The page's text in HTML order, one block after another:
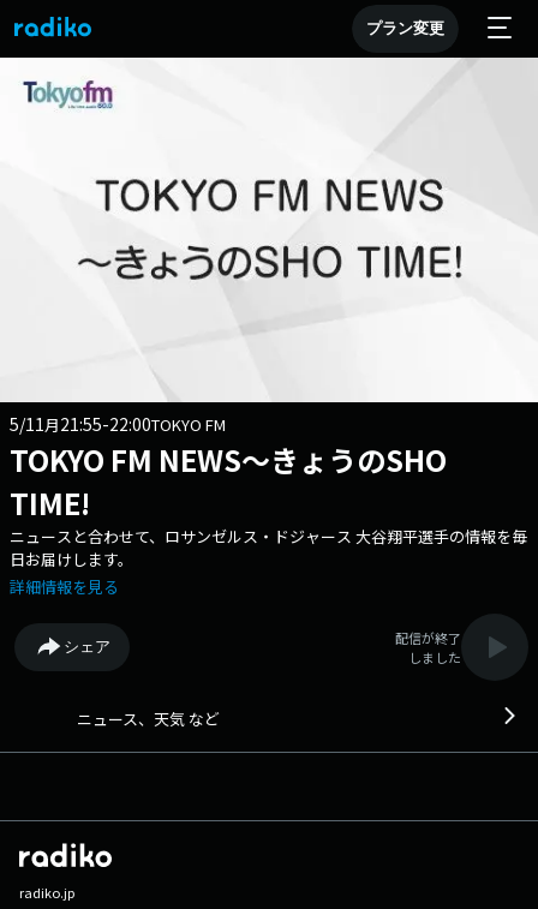
プラン変更
5/11月21:55-22:00TOKYO FM
TOKYO FM NEWS～きょうのSHO
TIME!
ニュースと合わせて、ロサンゼルス・ドジャース 大谷翔平選手の情報を毎
日お届けします。
詳細情報を見る
シェア
配信が終了
しました
ニュース、天気 など
radiko.jp